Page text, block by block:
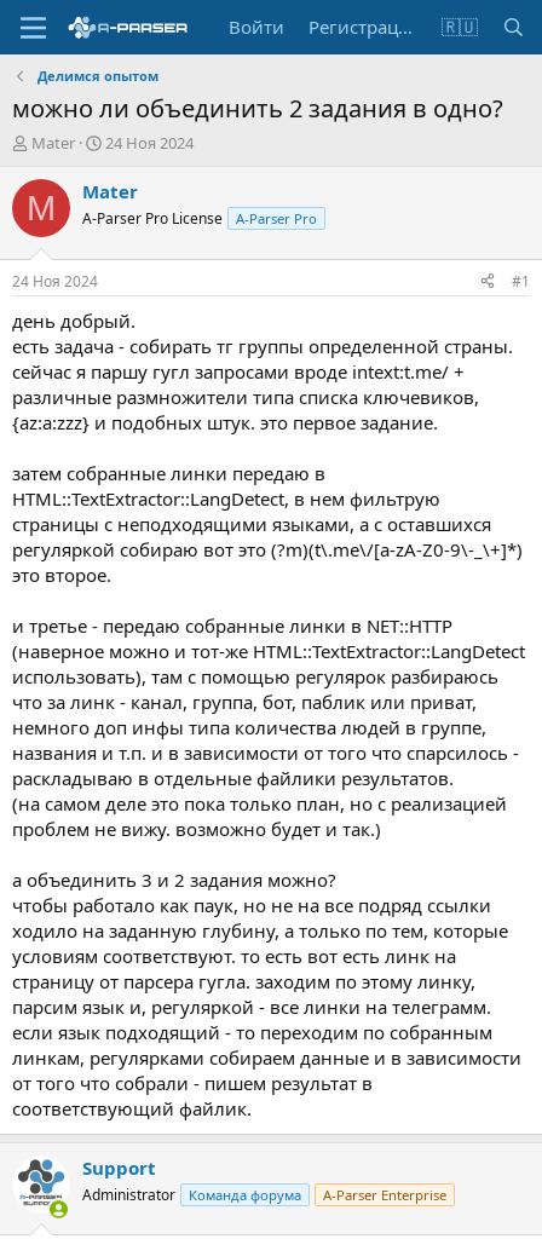
Войти Регистрация 🇷🇺
Делимся опытом
можно ли объединить 2 задания в одно?
А
т
о
т
е
м
ы
Mater
Д
т
н
а
л
24 Ноя 2024
M Mater
A-Parser Pro License A-Parser Pro
24 Ноя 2024 #1
день добрый.
есть задача - собирать тг группы определенной страны.
сейчас я паршу гугл запросами вроде intext:t.me/ +
различные размножители типа списка ключевиков,
{az:a:zzz} и подобных штук. это первое задание.
затем собранные линки передаю в
HTML::TextExtractor::LangDetect, в нем фильтрую
страницы с неподходящими языками, а с оставшихся
регуляркой собираю вот это (?m)(t\.me\/[a-zA-Z0-9\-_\+]*)
это второе.
и третье - передаю собранные линки в NET::HTTP
(наверное можно и тот-же HTML::TextExtractor::LangDetect
использовать), там с помощью регулярок разбираюсь
что за линк - канал, группа, бот, паблик или приват,
немного доп инфы типа количества людей в группе,
названия и т.п. и в зависимости от того что спарсилось -
раскладываю в отдельные файлики результатов.
(на самом деле это пока только план, но с реализацией
проблем не вижу. возможно будет и так.)
а объединить 3 и 2 задания можно?
чтобы работало как паук, но не на все подряд ссылки
ходило на заданную глубину, а только по тем, которые
условиям соответствуют. то есть вот есть линк на
страницу от парсера гугла. заходим по этому линку,
парсим язык и, регуляркой - все линки на телеграмм.
если язык подходящий - то переходим по собранным
линкам, регулярками собираем данные и в зависимости
от того что собрали - пишем результат в
соответствующий файлик.
Support
Administrator Команда форума A-Parser Enterprise